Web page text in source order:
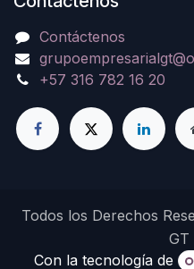
Contáctenos
+57 316 782 16 20
Todos los Derechos
GT
Con la tecnología de